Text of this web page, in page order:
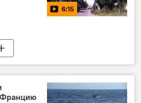
6:15
Францию